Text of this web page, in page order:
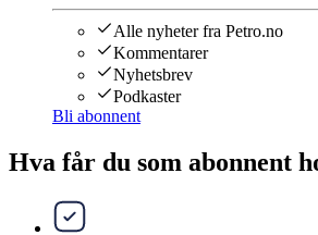
Alle nyheter fra Petro.no
Kommentarer
Nyhetsbrev
Podkaster
Bli abonnent
Hva får du som abonnent